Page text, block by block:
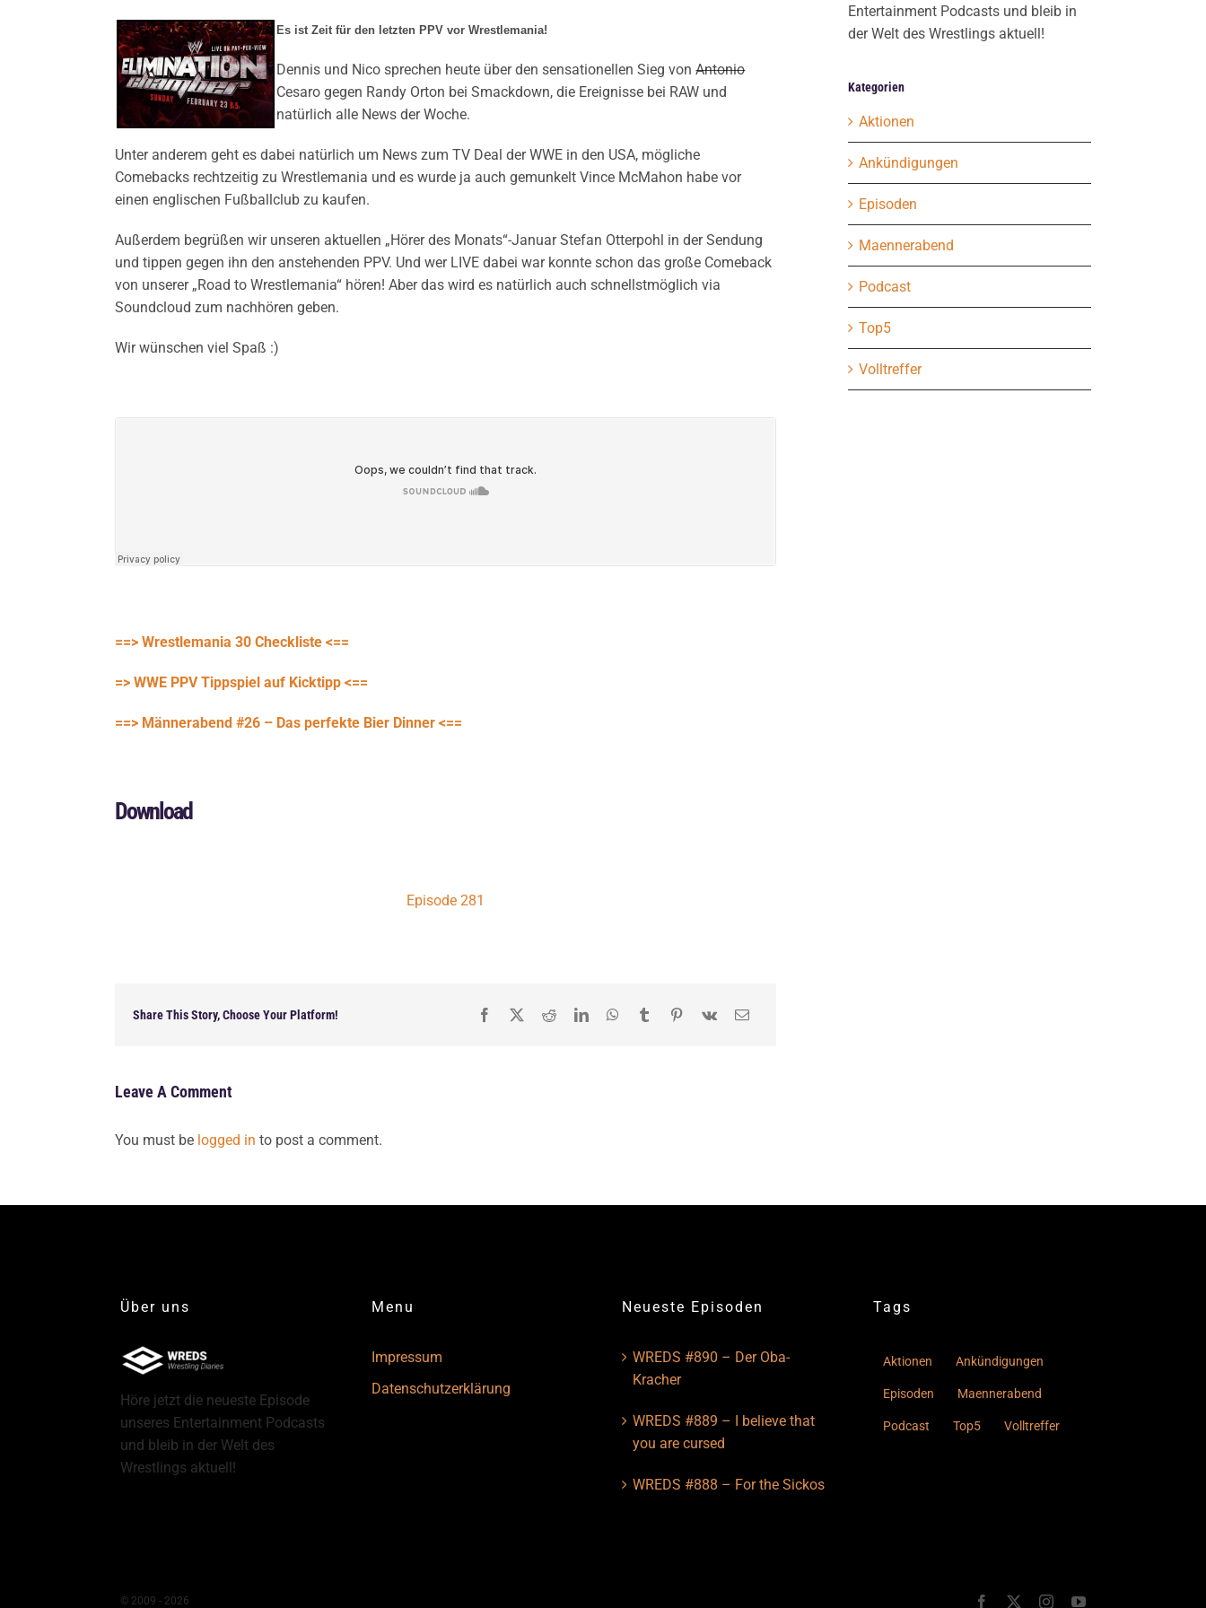
Es ist Zeit für den letzten PPV vor Wrestlemania!
Dennis und Nico sprechen heute über den sensationellen Sieg vonAntonio
Cesaro gegen Randy Orton bei Smackdown, die Ereignisse bei RAW und
natürlich alle News der Woche.
Unter anderem geht es dabei natürlich um News zum TV Deal der WWE in den USA, mögliche
Comebacks rechtzeitig zu Wrestlemania und es wurde ja auch gemunkelt Vince McMahon habe vor
einen englischen Fußballclub zu kaufen.
Außerdem begrüßen wir unseren aktuellen „Hörer des Monats“-Januar Stefan Otterpohl in der Sendung
und tippen gegen ihn den anstehenden PPV. Und wer LIVE dabei war konnte schon das große Comeback
von unserer „Road to Wrestlemania“ hören! Aber das wird es natürlich auch schnellstmöglich via
Soundcloud zum nachhören geben.
Wir wünschen viel Spaß :)
==> Wrestlemania 30 Checkliste <==
=> WWE PPV Tippspiel auf Kicktipp <==
==> Männerabend #26 – Das perfekte Bier Dinner <==
Download
Episode 281
Share This Story, Choose Your Platform!
Leave A Comment
You must be logged in to post a comment.
Entertainment Podcasts und bleib in
der Welt des Wrestlings aktuell!
Kategorien
Aktionen
Ankündigungen
Episoden
Maennerabend
Podcast
Top5
Volltreffer
Über uns
Höre jetzt die neueste Episode
unseres Entertainment Podcasts
und bleib in der Welt des
Wrestlings aktuell!
Menu
Impressum
Datenschutzerklärung
Neueste Episoden
WREDS #890 – Der Oba-
Kracher
WREDS #889 – I believe that
you are cursed
WREDS #888 – For the Sickos
Tags
Aktionen Ankündigungen
Episoden Maennerabend
Podcast Top5 Volltreffer
© 2009 - 2026